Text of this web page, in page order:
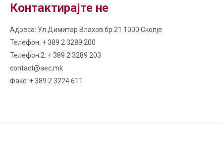
Контактирајте не
Адреса: Ул.Димитар Влахов бр.21 1000 Скопје
Телефон: + 389 2 3289 200
Телефон 2: + 389 2 3289 203
contact@aec.mk
Факс: + 389 2 3224 611